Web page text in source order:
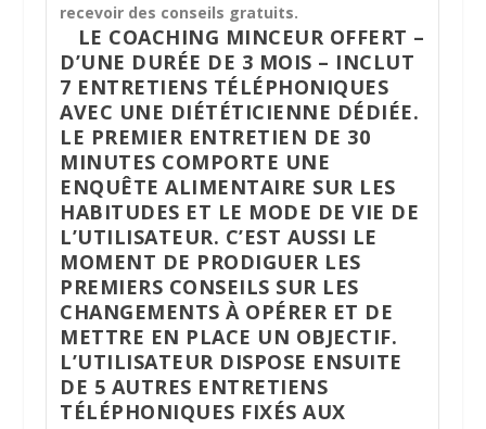
recevoir des conseils gratuits.
LE COACHING MINCEUR OFFERT –
D’UNE DURÉE DE 3 MOIS – INCLUT
7 ENTRETIENS TÉLÉPHONIQUES
AVEC UNE DIÉTÉTICIENNE DÉDIÉE.
LE PREMIER ENTRETIEN DE 30
MINUTES COMPORTE UNE
ENQUÊTE ALIMENTAIRE SUR LES
HABITUDES ET LE MODE DE VIE DE
L’UTILISATEUR. C’EST AUSSI LE
MOMENT DE PRODIGUER LES
PREMIERS CONSEILS SUR LES
CHANGEMENTS À OPÉRER ET DE
METTRE EN PLACE UN OBJECTIF.
L’UTILISATEUR DISPOSE ENSUITE
DE 5 AUTRES ENTRETIENS
TÉLÉPHONIQUES FIXÉS AUX